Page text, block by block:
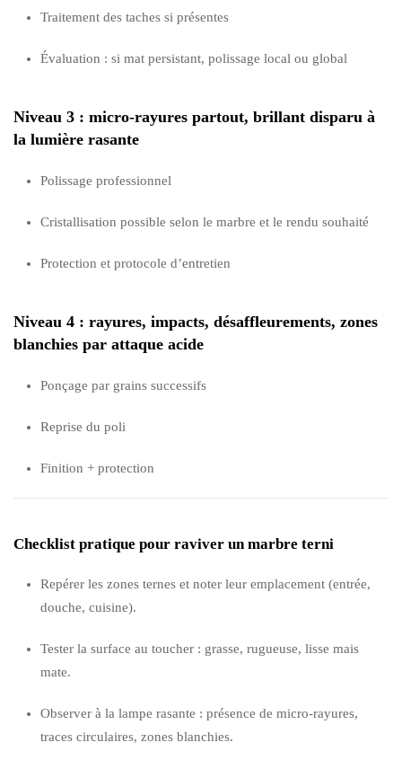
Traitement des taches si présentes
Évaluation : si mat persistant, polissage local ou global
Niveau 3 : micro-rayures partout, brillant disparu à
la lumière rasante
Polissage professionnel
Cristallisation possible selon le marbre et le rendu souhaité
Protection et protocole d’entretien
Niveau 4 : rayures, impacts, désaffleurements, zones
blanchies par attaque acide
Ponçage par grains successifs
Reprise du poli
Finition + protection
Checklist pratique pour raviver un marbre terni
Repérer les zones ternes et noter leur emplacement (entrée,
douche, cuisine).
Tester la surface au toucher : grasse, rugueuse, lisse mais
mate.
Observer à la lampe rasante : présence de micro-rayures,
traces circulaires, zones blanchies.